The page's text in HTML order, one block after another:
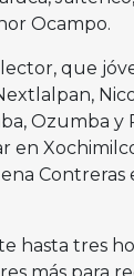
Ocampo.
que
Ozumba y
en
Contreras
hasta tres